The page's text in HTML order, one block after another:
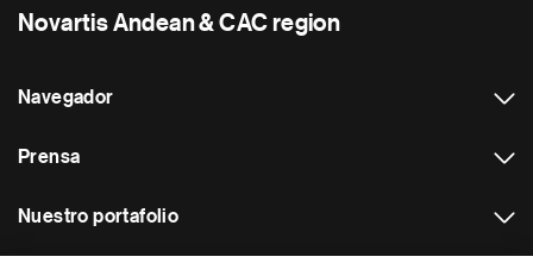
Novartis Andean & CAC region
Navegador
Prensa
Nuestro portafolio